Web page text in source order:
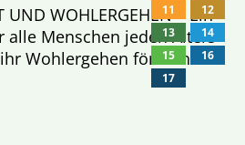
UND WOHLERGEHEN – Ein
alle Men­schen jeden Alters
Wohl­er­ge­hen för­dern
11
12
13
14
15
16
17